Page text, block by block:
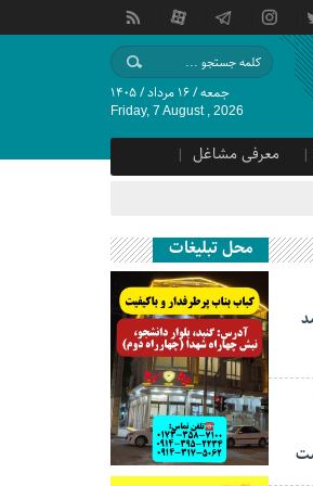
جمعه / ۱۶ مرداد / ۱۴۰۵
Friday, 7 August , 2026
معرفی مشاغل
درصد
محل تبلیغات